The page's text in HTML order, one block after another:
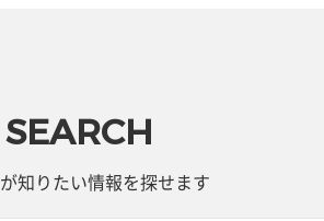
SEARCH
知りたい情報を探せます